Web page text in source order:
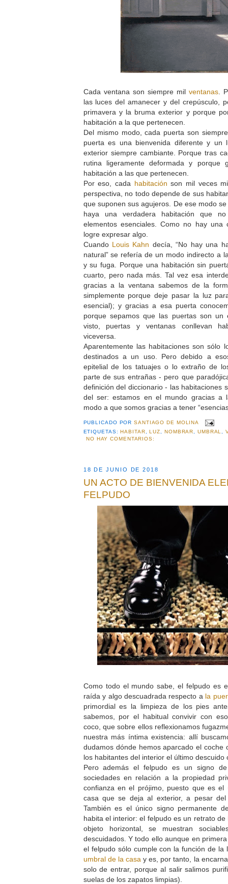
Cada ventana son siempre mil ventanas.
las luces del amanecer y del crepúsculo,
primavera y la bruma exterior y porque
habitación a la que pertenecen.
Del mismo modo, cada puerta son
puerta es una bienvenida diferente y un
exterior siempre cambiante. Porque tras
rutina ligeramente deformada y porque
habitación a las que pertenecen.
Por eso, cada habitación son mil veces
perspectiva, no todo depende de sus
que suponen sus agujeros. De ese modo
haya una verdadera habitación que
elementos esenciales. Como no hay
logre expresar algo.
Cuando Louis Kahn decía, “No hay una
natural” se refería de un modo indirecto a
y su fuga. Porque una habitación sin
cuarto, pero nada más. Tal vez esa
gracias a la ventana sabemos de la
simplemente porque deje pasar la luz
esencial); y gracias a esa puerta
porque sepamos que las puertas son un
visto, puertas y ventanas conllevan
viceversa.
Aparentemente las habitaciones son sólo
destinados a un uso. Pero debido a
epitelial de los tatuajes o lo extraño de
parte de sus entrañas - pero que
definición del diccionario - las habitaciones
del ser: estamos en el mundo gracias a
modo a que somos gracias a tener
PUBLICADO PORSANTIAGO DE MOLINA
ETIQUETAS:HABITAR ,LUZ NOMBRAR UMBRAL ,
NO HAY COMENTARIOS:
18 DE JUNIO DE 2018
UN ACTO DE BIENVENIDA
FELPUDO
Como todo el mundo sabe, el felpudo es
raída y algo descuadrada respecto a la
primordial es la limpieza de los pies
sabemos, por el habitual convivir con
coco, que sobre ellos reflexionamos
nuestra más íntima existencia: allí
dudamos dónde hemos aparcado el coche
los habitantes del interior el último
Pero además el felpudo es un signo
sociedades en relación a la propiedad
confianza en el prójimo, puesto que es el
casa que se deja al exterior, a pesar
También es el único signo permanente
habita el interior: el felpudo es un retrato
objeto horizontal, se muestran
descuidados. Y todo ello aunque en
el felpudo sólo cumple con la función de la
umbral de la casa y es, por tanto, la
solo de entrar, porque al salir salimos
suelas de los zapatos limpias).